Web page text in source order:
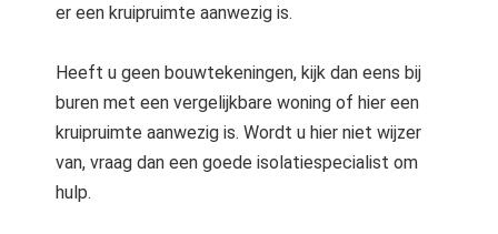
er een kruipruimte aanwezig is.
Heeft u geen bouwtekeningen, kijk dan eens bij
buren met een vergelijkbare woning of hier een
kruipruimte aanwezig is. Wordt u hier niet wijzer
van, vraag dan een goede isolatiespecialist om
hulp.